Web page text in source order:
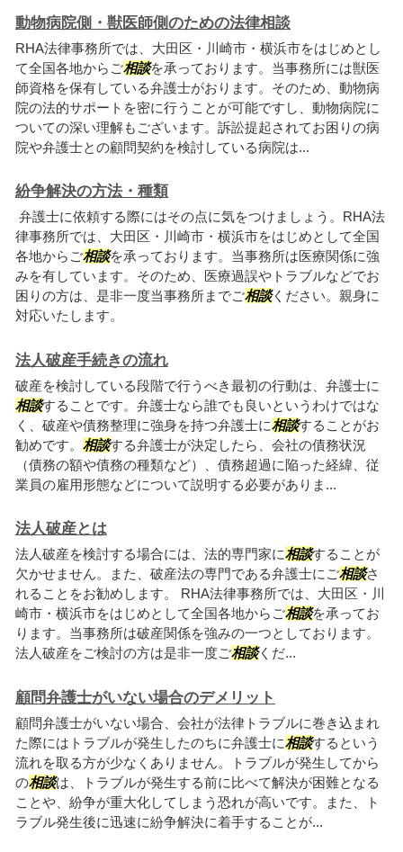
動物病院側・獣医師側のための法律相談
RHA法律事務所では、大田区・川崎市・横浜市をはじめとし
て全国各地からご相談を承っております。当事務所には獣医
師資格を保有している弁護士がおります。そのため、動物病
院の法的サポートを密に行うことが可能ですし、動物病院に
ついての深い理解もございます。訴訟提起されてお困りの病
院や弁護士との顧問契約を検討している病院は...
紛争解決の方法・種類
弁護士に依頼する際にはその点に気をつけましょう。RHA法
律事務所では、大田区・川崎市・横浜市をはじめとして全国
各地からご相談を承っております。当事務所は医療関係に強
みを有しています。そのため、医療過誤やトラブルなどでお
困りの方は、是非一度当事務所までご相談ください。親身に
対応いたします。
法人破産手続きの流れ
破産を検討している段階で行うべき最初の行動は、弁護士に
相談することです。弁護士なら誰でも良いというわけではな
く、破産や債務整理に強身を持つ弁護士に相談することがお
勧めです。 相談する弁護士が決定したら、会社の債務状況
（債務の額や債務の種類など）、債務超過に陥った経緯、従
業員の雇用形態などについて説明する必要がありま...
法人破産とは
法人破産を検討する場合には、法的専門家に相談することが
欠かせません。また、破産法の専門である弁護士にご相談さ
れることをお勧めします。 RHA法律事務所では、大田区・川
崎市・横浜市をはじめとして全国各地からご相談を承ってお
ります。当事務所は破産関係を強みの一つとしております。
法人破産をご検討の方は是非一度ご相談くだ...
顧問弁護士がいない場合のデメリット
顧問弁護士がいない場合、会社が法律トラブルに巻き込まれ
た際にはトラブルが発生したのちに弁護士に相談するという
流れを取る方が少なくありません。トラブルが発生してから
の相談は、トラブルが発生する前に比べて解決が困難となる
ことや、紛争が重大化してしまう恐れが高いです。また、ト
ラブル発生後に迅速に紛争解決に着手することが...